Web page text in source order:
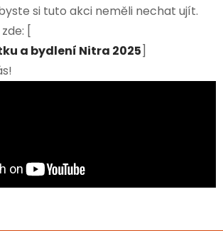
si tuto akci neměli nechat ujít.
[
a bydlení Nitra 2025]